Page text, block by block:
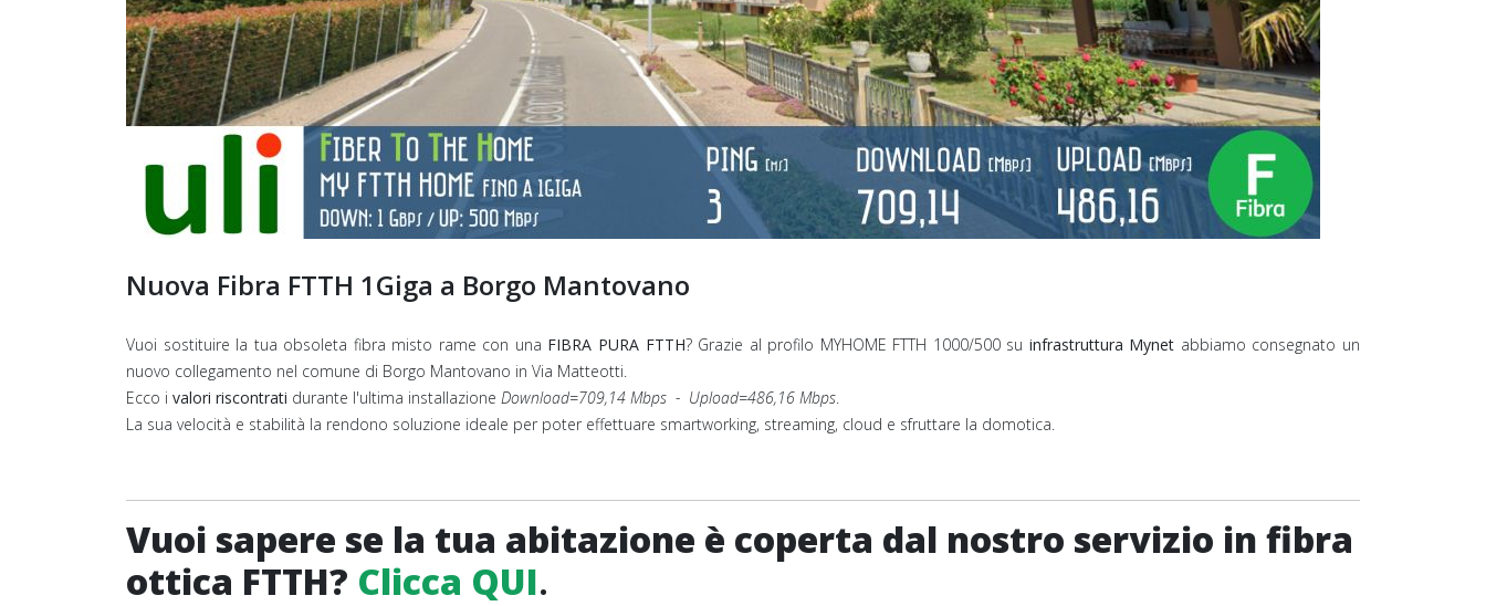
Nuova Fibra FTTH 1Giga a Borgo Mantovano
Vuoi sostituire la tua obsoleta fibra misto rame con una FIBRA PURA FTTH? Grazie al profilo MYHOME FTTH 1000/500 su infrastruttura Mynet abbiamo consegnato un
nuovo collegamento nel comune di Borgo Mantovano in Via Matteotti.
Ecco i valori riscontrati durante l'ultima installazione Download=709,14 Mbps - Upload=486,16 Mbps.
La sua velocità e stabilità la rendono soluzione ideale per poter effettuare smartworking, streaming, cloud e sfruttare la domotica.
Vuoi sapere se la tua abitazione è coperta dal nostro servizio in fibra
ottica FTTH? Clicca QUI.